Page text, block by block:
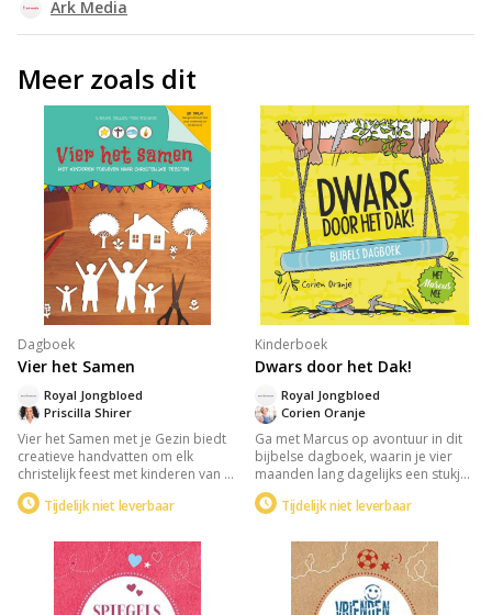
Ark Media
Meer zoals dit
Dagboek
Vier het Samen
Priscilla Shirer
Royal Jongbloed
Vier het Samen met je Gezin biedt
creatieve handvatten om elk
christelijk feest met kinderen van 3-
11 jaar betekenisvol te vieren. Dit
praktische handboek bevat
verwerkingsvormen voor
feestdagen als Kerst, Pasen en
Pinksteren, geschikt voor thuis,
school of kerk.
Tijdelijk niet leverbaar
Kinderboek
Dwars door het Dak!
Corien Oranje
Royal Jongbloed
Ga met Marcus op avontuur in dit
bijbelse dagboek, waarin je vier
maanden lang dagelijks een stukje
uit het evangelie leest. Ontdek
meer over Jezus met vragen,
om te lezen aan tafel of voor het
slapengaan en ideaal voor
iedereen die geïnteresseerd is in
een verkennende reis door de
Tijdelijk niet leverbaar